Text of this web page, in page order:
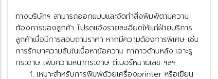
ทางบริษัทฯ สามารถออกแบบและจัดทำสิ่งพิมพ์ตามความ
ต้องการของลูกค้า โปรดแจ้งรายละเอียดให้แก่ฝ่ายบริการ
ลูกค้าเมื่อมีการสอบถามราคา หากมีความต้องการพิเศษ เช่น
การรักษาความลับในเนื้อหาข้อความ ทากาวด้านหลัง เจาะรู
กระดาษ เพิ่มความหนากระดาษ ตีเบอร์หมายเลข ฯลฯ
1. เหมาะสำหรับการพิมพ์ด้วยเครื่องprinter หรือเขียน